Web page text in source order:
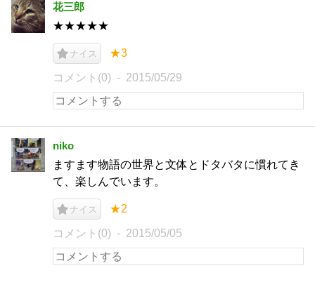
花三郎
★★★★★
ナイス ★3
コメント(0) 2015/05/29
niko
ますます物語の世界と文体とドタバタに慣れてき
て、楽しんでいます。
ナイス ★2
コメント(0) 2015/05/05